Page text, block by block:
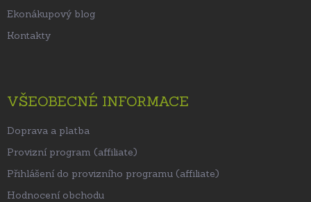
Ekonákupový blog
Kontakty
VŠEOBECNÉ INFORMACE
Doprava a platba
Provizní program (affiliate)
Přihlášení do provizního programu (affiliate)
Hodnocení obchodu